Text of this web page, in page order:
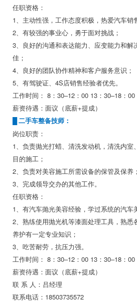
任职资格：
1、主动性强，工作态度积极，热爱汽车销
2、有较强的事业心，勇于面对挑战；
3、良好的沟通和表达能力、应变能力和解
佳；
4、良好的团队协作精神和客户服务意识；
5、有驾驶证、4S店销售经验者优先。
工作时间： 8：30–12：00 13：30–18：
薪资待遇：面议（底薪+提成）
█ 二手车整备技师：
岗位职责：
1、负责抛光打蜡、清洗发动机，清洗内室
目的施工；
2、负责对美容施工所需设备的保管及保养；
3、完成领导交办的其他工作。
任职资格：
1、有汽车抛光美容经验，学过系统的汽车
2、熟练使用抛光机等漆面处理工具，熟悉
养护有一定专业知识；
3、吃苦耐劳，抗压力强。
工作时间： 8：30–12：00 13：30–18：
薪资待遇：面议（底薪+提成）
联 系 人：吕经理
联系电话：18503735572